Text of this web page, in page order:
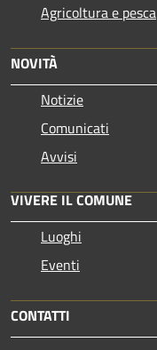
Agricoltura e pesca
NOVITÀ
Notizie
Comunicati
Avvisi
VIVERE IL COMUNE
Luoghi
Eventi
CONTATTI